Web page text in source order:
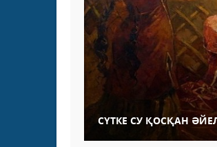
СҮТКЕ СУ ҚОСҚАН